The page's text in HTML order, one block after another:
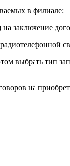
в филиале:
заключение
выбрать тип
на